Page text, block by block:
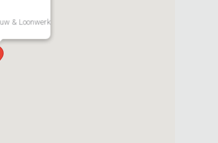
& Loonwerk